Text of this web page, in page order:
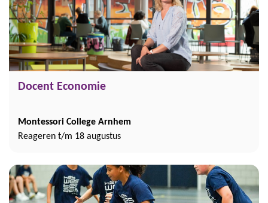
Docent Economie
Montessori College Arnhem
Reageren t/m 18 augustus